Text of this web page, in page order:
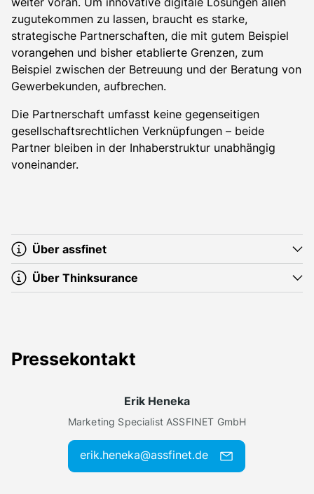
zugutekommen zu lassen, braucht es starke,
strategische Partnerschaften, die mit gutem Beispiel
vorangehen und bisher etablierte Grenzen, zum
Beispiel zwischen der Betreuung und der Beratung von
Gewerbekunden, aufbrechen.
Die Partnerschaft umfasst keine gegenseitigen
gesellschaftsrechtlichen Verknüpfungen – beide
Partner bleiben in der Inhaberstruktur unabhängig
voneinander.
Über assfinet
Über Thinksurance
Pressekontakt
Erik Heneka
Marketing Specialist ASSFINET GmbH
erik.heneka@assfinet.de